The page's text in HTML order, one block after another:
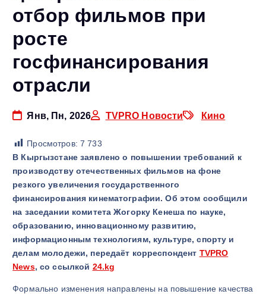
отбор фильмов при
росте
госфинансирования
отрасли
Янв, Пн, 2026 TVPRO Новости Кино
Просмотров: 7 733
В Кыргызстане заявлено о повышении требований к
производству отечественных фильмов на фоне
резкого увеличения государственного
финансирования кинематографии. Об этом сообщили
на заседании комитета Жогорку Кенеша по науке,
образованию, инновационному развитию,
информационным технологиям, культуре, спорту и
делам молодежи, передаёт корреспондент TVPRO
News, со ссылкой 24.kg
Формально изменения направлены на повышение качества